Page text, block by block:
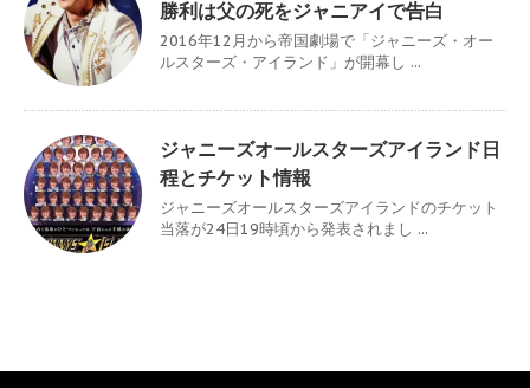
勝利は父の死をジャニアイで告白
2016年12月から帝国劇場で「ジャニーズ・オー
ルスターズ・アイランド」が開幕し ...
ジャニーズオールスターズアイランド日
程とチケット情報
ジャニーズオールスターズアイランドのチケット
当落が24日19時頃から発表されまし ...